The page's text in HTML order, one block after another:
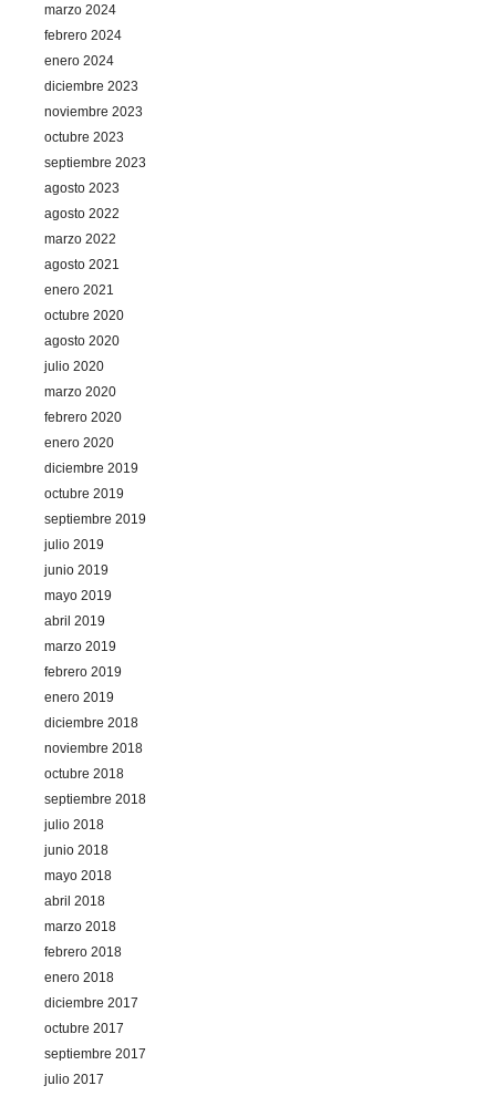
marzo 2024
febrero 2024
enero 2024
diciembre 2023
noviembre 2023
octubre 2023
septiembre 2023
agosto 2023
agosto 2022
marzo 2022
agosto 2021
enero 2021
octubre 2020
agosto 2020
julio 2020
marzo 2020
febrero 2020
enero 2020
diciembre 2019
octubre 2019
septiembre 2019
julio 2019
junio 2019
mayo 2019
abril 2019
marzo 2019
febrero 2019
enero 2019
diciembre 2018
noviembre 2018
octubre 2018
septiembre 2018
julio 2018
junio 2018
mayo 2018
abril 2018
marzo 2018
febrero 2018
enero 2018
diciembre 2017
octubre 2017
septiembre 2017
julio 2017